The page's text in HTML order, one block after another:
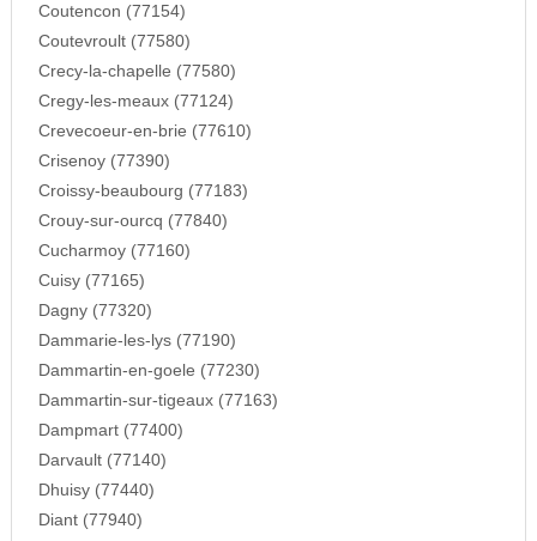
Coutencon (77154)
Coutevroult (77580)
Crecy-la-chapelle (77580)
Cregy-les-meaux (77124)
Crevecoeur-en-brie (77610)
Crisenoy (77390)
Croissy-beaubourg (77183)
Crouy-sur-ourcq (77840)
Cucharmoy (77160)
Cuisy (77165)
Dagny (77320)
Dammarie-les-lys (77190)
Dammartin-en-goele (77230)
Dammartin-sur-tigeaux (77163)
Dampmart (77400)
Darvault (77140)
Dhuisy (77440)
Diant (77940)